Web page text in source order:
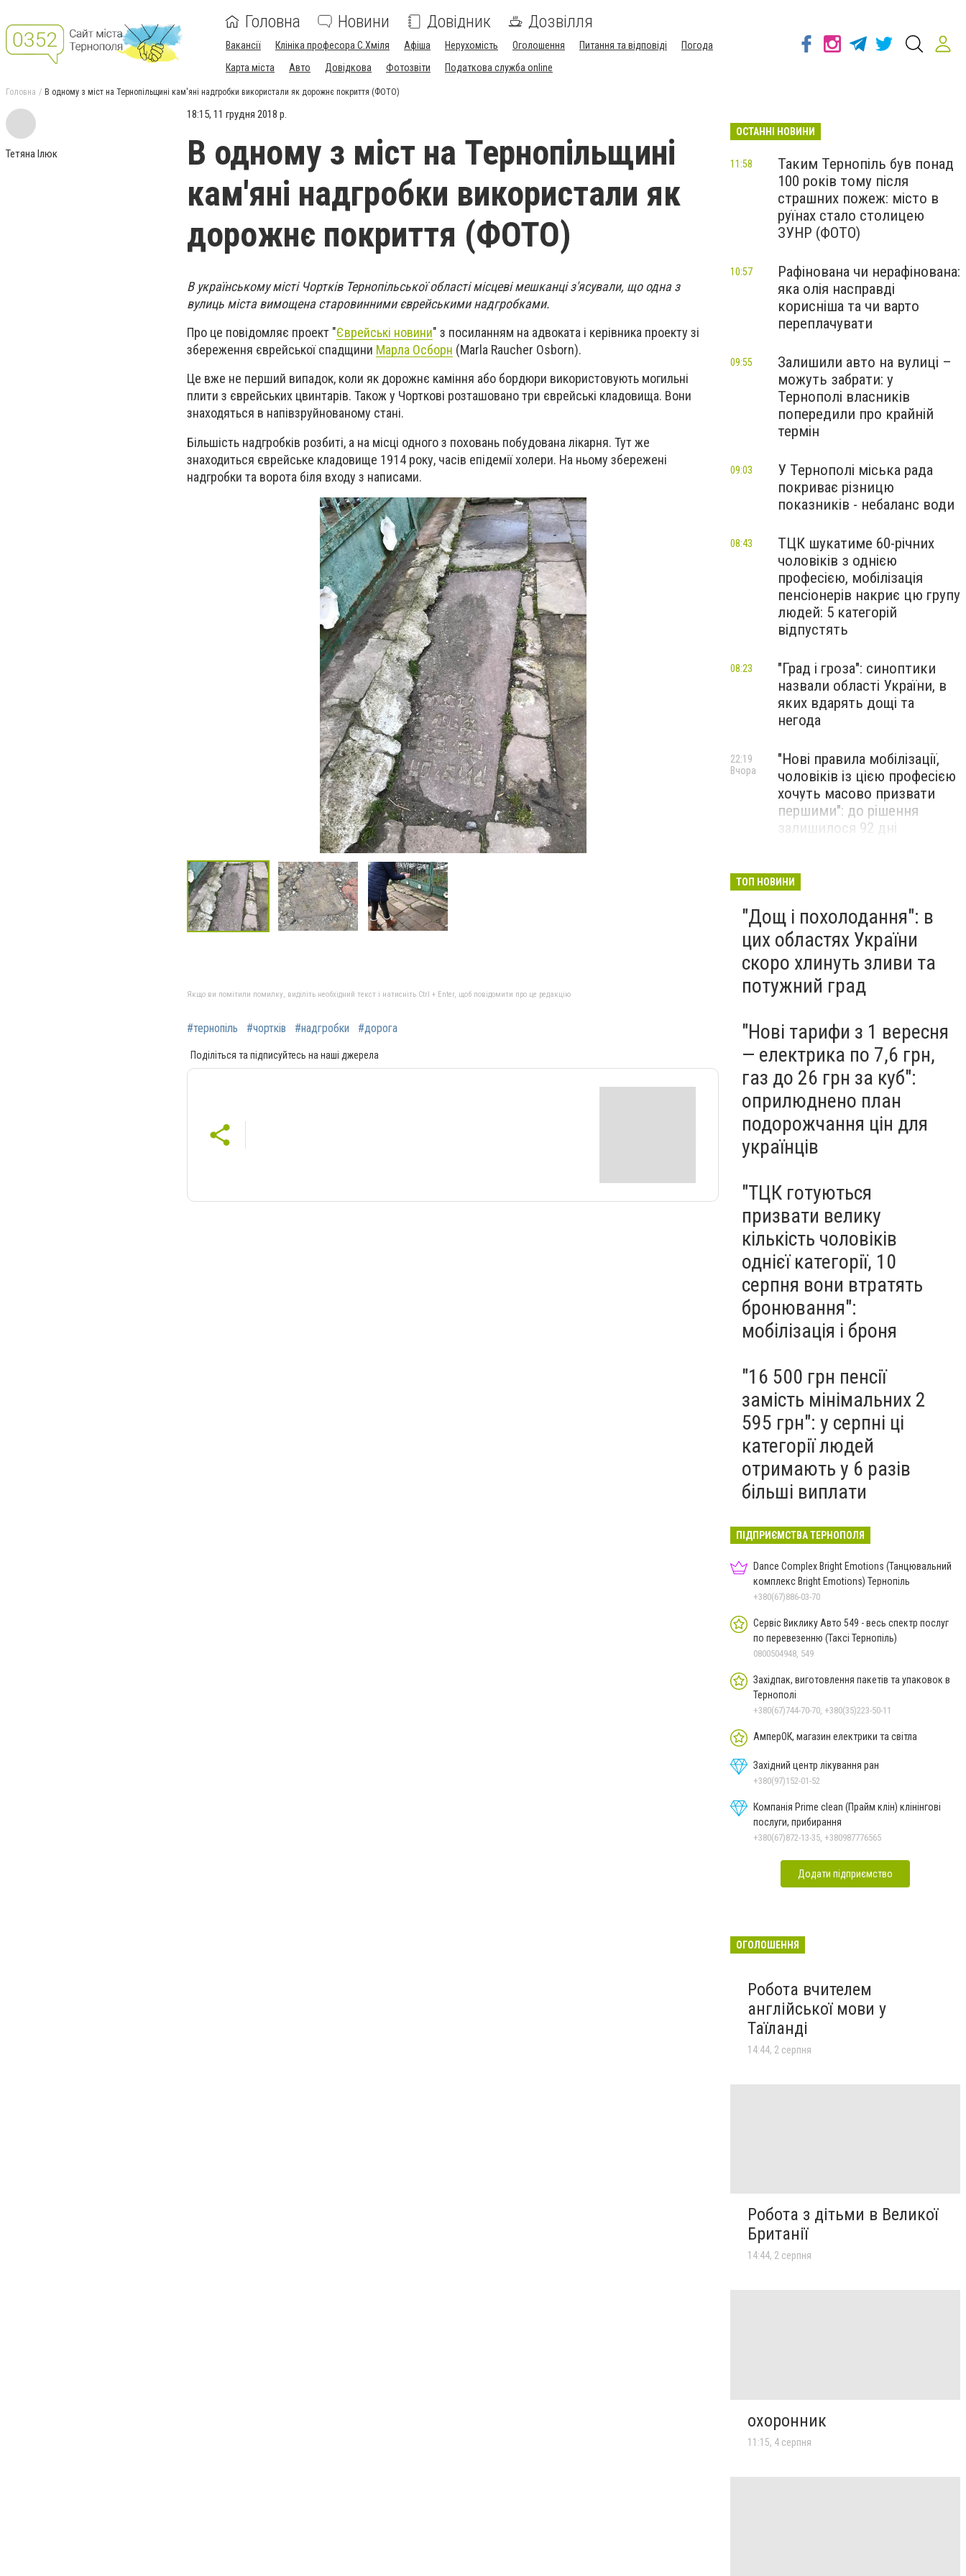
Головна Новини Довідник Дозвілля
Вакансії Клініка професора С.Хміля Афіша Нерухомість Оголошення Питання та відповіді
Погода
Карта міста
Авто Довідкова Фотозвіти Податкова служба online
Головна В одному з міст на Тернопільщині кам'яні надгробки використали як дорожнє покриття (ФОТО)
Тетяна Ілюк
18:15, 11 грудня 2018 р.
В одному з міст на Тернопільщині
кам'яні надгробки використали як
дорожнє покриття (ФОТО)
В українському місті Чортків Тернопільської області місцеві мешканці з'ясували, що одна з
вулиць міста вимощена старовинними єврейськими надгробками.
Про це повідомляє проект "Єврейські новини" з посиланням на адвоката і керівника проекту зі
збереження єврейської спадщини Марла Осборн (Marla Raucher Osborn).
Це вже не перший випадок, коли як дорожнє каміння або бордюри використовують могильні
плити з єврейських цвинтарів. Також у Чорткові розташовано три єврейські кладовища. Вони
знаходяться в напівзруйнованому стані.
Більшість надгробків розбиті, а на місці одного з поховань побудована лікарня. Тут же
знаходиться єврейське кладовище 1914 року, часів епідемії холери. На ньому збережені
надгробки та ворота біля входу з написами.
Якщо ви помітили помилку, виділіть необхідний текст і натисніть Ctrl + Enter, щоб повідомити про це редакцію
#тернопіль #чортків #надгробки #дорога
Поділіться та підписуйтесь на наші джерела
ОСТАННІ НОВИНИ
Таким Тернопіль був понад
100 років тому після
страшних пожеж: місто в
руїнах стало столицею
ЗУНР (ФОТО)
11:58
Рафінована чи нерафінована:
яка олія насправді
корисніша та чи варто
переплачувати
10:57
Залишили авто на вулиці –
можуть забрати: у
Тернополі власників
попередили про крайній
термін
09:55
У Тернополі міська рада
покриває різницю
показників - небаланс води
09:03
ТЦК шукатиме 60-річних
чоловіків з однією
професією, мобілізація
пенсіонерів накриє цю групу
людей: 5 категорій
відпустять
08:43
"Град і гроза": синоптики
назвали області України, в
яких вдарять дощі та
негода
08:23
"Нові правила мобілізації,
чоловіків із цією професією
хочуть масово призвати
першими": до рішення
залишилося 92 дні
22:19
Вчора
град та шквали вітру до 15-
накриє потужне
похолодання
Вчора
ТОП НОВИНИ
"Дощ і похолодання": в
цих областях України
скоро хлинуть зливи та
потужний град
"Нові тарифи з 1 вересня
— електрика по 7,6 грн,
газ до 26 грн за куб":
оприлюднено план
подорожчання цін для
українців
"ТЦК готуються
призвати велику
кількість чоловіків
однієї категорії, 10
серпня вони втратять
бронювання":
мобілізація і броня
"16 500 грн пенсії
замість мінімальних 2
595 грн": у серпні ці
категорії людей
отримають у 6 разів
більші виплати
ПІДПРИЄМСТВА ТЕРНОПОЛЯ
Dance Complex Bright Emotions (Танцювальний
комплекс Bright Emotions) Тернопіль
+380(67)886-03-70
Сервіс Виклику Авто 549 - весь спектр послуг
по перевезенню (Таксі Тернопіль)
0800504948, 549
Західпак, виготовлення пакетів та упаковок в
Тернополі
+380(67)744-70-70, +380(35)223-50-11
АмперОК, магазин електрики та світла
Західний центр лікування ран
+380(97)152-01-52
Компанія Prime clean (Прайм клін) клінінгові
послуги, прибирання
+380(67)872-13-35, +380987776565
Додати підприємство
ОГОЛОШЕННЯ
Робота вчителем
англійської мови у
Таїланді
14:44, 2 серпня
Робота з дітьми в Великої
Британії
14:44, 2 серпня
охоронник
11:15, 4 серпня